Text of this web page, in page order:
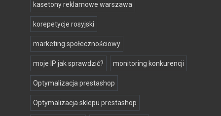
kasetony reklamowe warszawa
korepetycje rosyjski
marketing społecznościowy
moje IP jak sprawdzić? monitoring konkurencji
Optymalizacja prestashop
Optymalizacja sklepu prestashop